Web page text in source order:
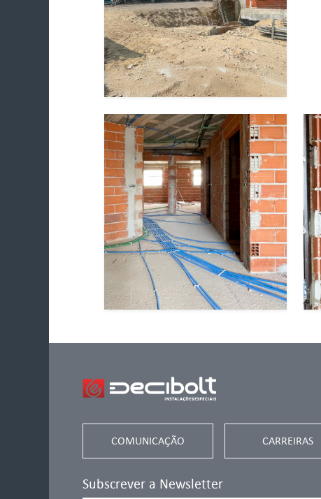
COMUNICAÇÃO CARREIRAS
Subscrever a Newsletter